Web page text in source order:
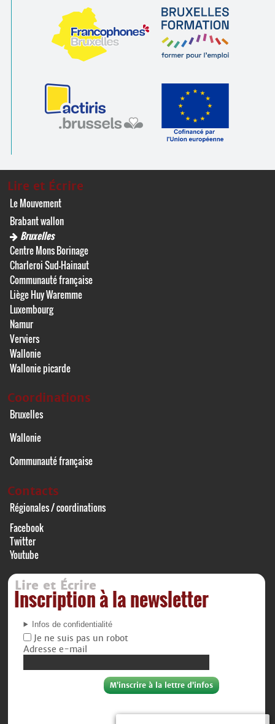
Lire et Écrire
Le Mouvement
Brabant wallon
Bruxelles
Centre Mons Borinage
Charleroi Sud-Hainaut
Communauté française
Liège Huy Waremme
Luxembourg
Namur
Verviers
Wallonie
Wallonie picarde
Coordinations
Bruxelles
Wallonie
Communauté française
Contacts
Régionales / coordinations
Facebook
Twitter
Youtube
Lire et Écrire
Inscription à la newsletter
Infos de confidentialité
Je ne suis pas un robot
Adresse e-mail